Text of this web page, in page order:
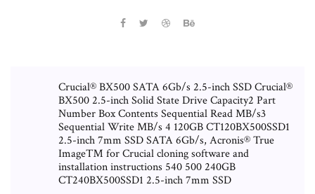
Crucial® BX500 SATA 6Gb/s 2.5-inch SSD Crucial®
BX500 2.5-inch Solid State Drive Capacity2 Part
Number Box Contents Sequential Read MB/s3
Sequential Write MB/s 4 120GB CT120BX500SSD1
2.5-inch 7mm SSD SATA 6Gb/s, Acronis® True
Image™ for Crucial cloning software and
installation instructions 540 500 240GB
CT240BX500SSD1 2.5-inch 7mm SSD